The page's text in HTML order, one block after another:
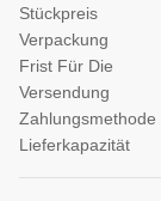
Stückpreis
Verpackung
Frist Für Die
Versendung
Zahlungsmethode
Lieferkapazität